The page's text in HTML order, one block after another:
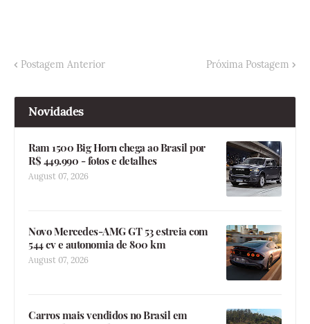
Postagem Anterior Próxima Postagem
Novidades
Ram 1500 Big Horn chega ao Brasil por
R$ 449.990 - fotos e detalhes
August 07, 2026
Novo Mercedes-AMG GT 53 estreia com
544 cv e autonomia de 800 km
August 07, 2026
Carros mais vendidos no Brasil em